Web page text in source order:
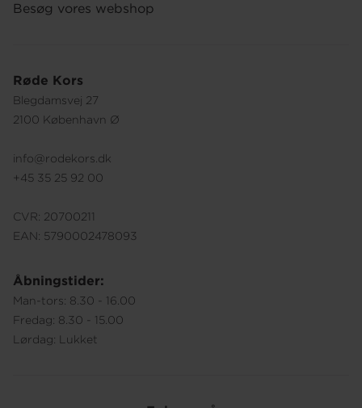
Røde Kors
Blegdamsvej 27
2100 København Ø
info@rodekors.dk
+45 35 25 92 00
CVR: 20700211
EAN: 5790002478093
Åbningstider:
Man-tors: 8.30 - 16.00
Fredag: 8.30 - 15.00
Lørdag: Lukket
Besøg vores webshop